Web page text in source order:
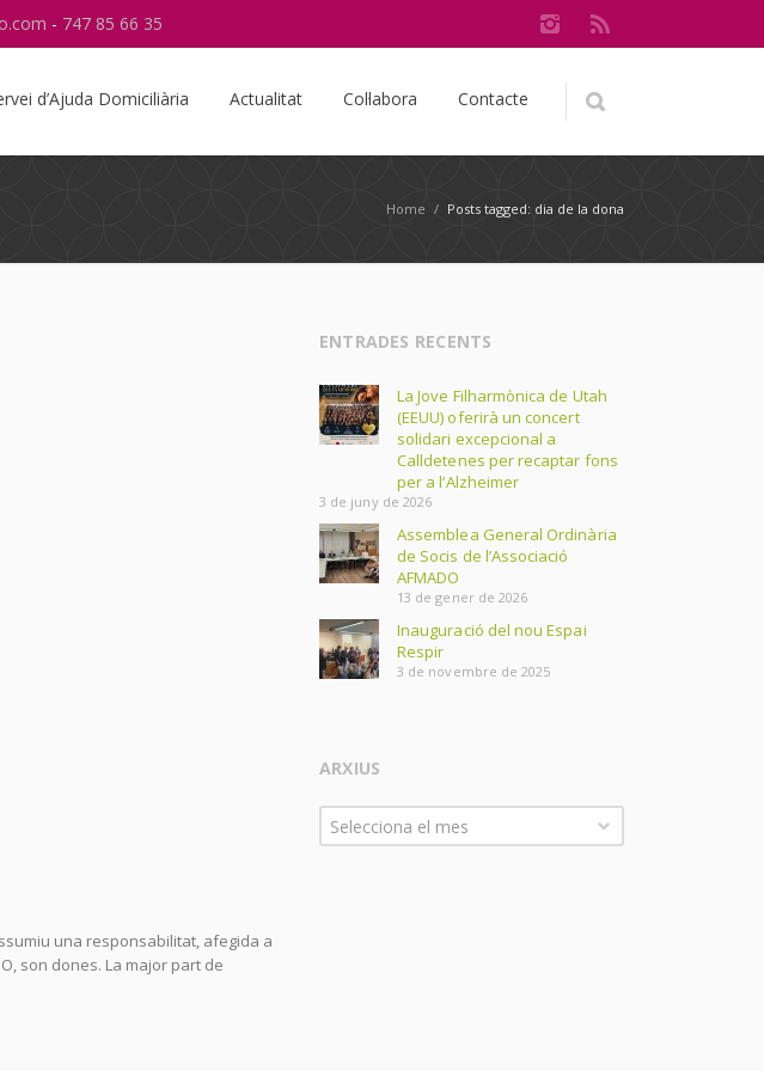
- 747 85 66 35
d’Ajuda Domiciliària Actualitat Col·labora Contacte
Home / Posts tagged: dia de la dona
una responsabilitat, afegida a
son dones. La major part de
ENTRADES RECENTS
La Jove Filharmònica de Utah
(EEUU) oferirà un concert
solidari excepcional a
Calldetenes per recaptar fons
per a l’Alzheimer
3 de juny de 2026
Assemblea General Ordinària
de Socis de l’Associació
AFMADO
13 de gener de 2026
Inauguració del nou Espai
Respir
3 de novembre de 2025
ARXIUS
Arxius
Selecciona el mes